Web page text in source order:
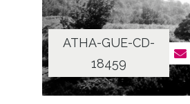
ATHA-GUE-CD-
18459